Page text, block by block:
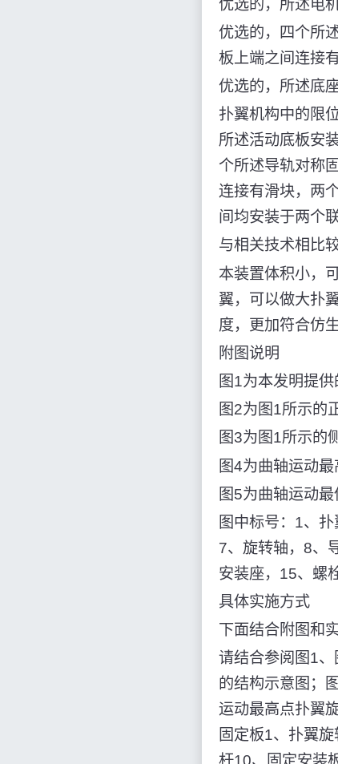
优选的，所述电
优选的，四个所
板上端之间连接有
优选的，所述底
扑翼机构中的限
所述活动底板安
个所述导轨对称
连接有滑块，两
间均安装于两个
与相关技术相比
本装置体积小，
翼，可以做大扑
度，更加符合仿
附图说明
图1为本发明提
图2为图1所示的
图3为图1所示的
图4为曲轴运动最
图5为曲轴运动最
图中标号：1、
7、旋转轴，8、
安装座，15、螺
具体实施方式
下面结合附图和
请结合参阅图1
的结构示意图；
运动最高点扑翼
固定板1、扑翼